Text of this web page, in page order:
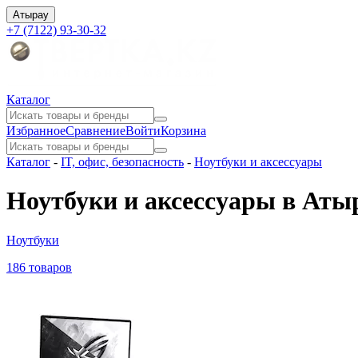
Атырау
+7 (7122) 93-30-32
Каталог
ИзбранноеСравнениеВойтиКорзина
Каталог - IT, офис, безопасность - Ноутбуки и аксессуары
Ноутбуки и аксессуары в
Ноутбуки
186 товаров